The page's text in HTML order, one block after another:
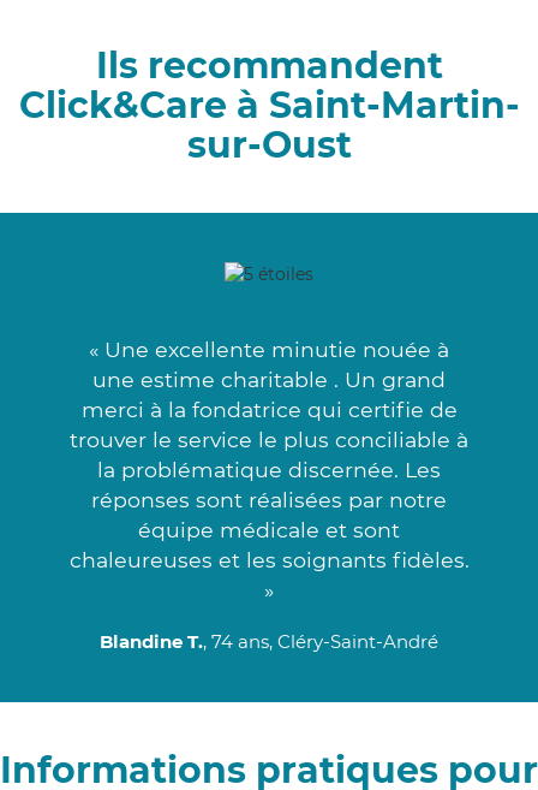
Ils recommandent
Click&Care à Saint-Martin-
sur-Oust
« Une excellente minutie nouée à
une estime charitable . Un grand
merci à la fondatrice qui certifie de
trouver le service le plus conciliable à
la problématique discernée. Les
réponses sont réalisées par notre
équipe médicale et sont
chaleureuses et les soignants fidèles.
»
Blandine T., 74 ans, Cléry-Saint-André
Informations pratiques pour